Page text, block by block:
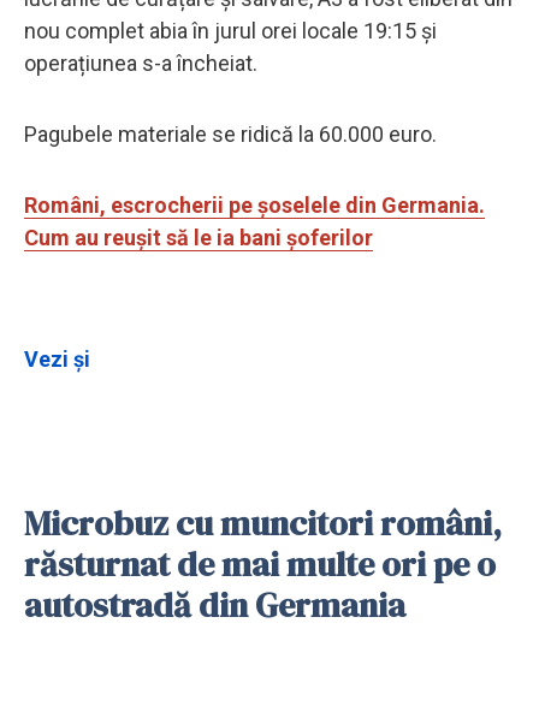
nou complet abia în jurul orei locale 19:15 și
operațiunea s-a încheiat.
Pagubele materiale se ridică la 60.000 euro.
Români, escrocherii pe șoselele din Germania.
Cum au reușit să le ia bani șoferilor
Vezi și
Microbuz cu muncitori români,
răsturnat de mai multe ori pe o
autostradă din Germania